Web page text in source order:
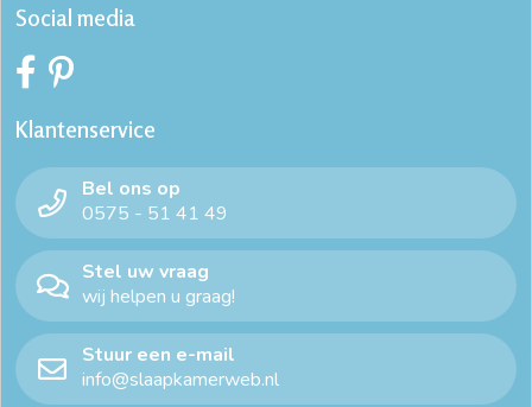
Social media
Klantenservice
Bel ons op
0575 - 51 41 49
Stel uw vraag
wij helpen u graag!
Stuur een e-mail
info@slaapkamerweb.nl